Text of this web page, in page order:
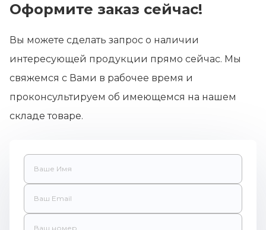
Оформите заказ сейчас!
Вы можете сделать запрос о наличии
интересующей продукции прямо сейчас. Мы
свяжемся с Вами в рабочее время и
проконсультируем об имеющемся на нашем
складе товаре.